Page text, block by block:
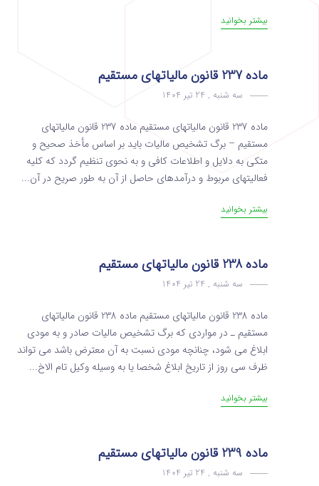
بیشتر بخوانید
ماده 237 قانون مالیاتهای مستقیم
سه شنبه , 24 تیر 1404
ماده 237 قانون مالیاتهای مستقیم ماده 237 قانون مالیاتهای
مستقیم – برگ تشخیص مالیات باید بر اساس مأخذ صحیح و
متکی به دلایل و اطلاعات کافی و به نحوی تنظیم گردد که کلیه
فعالیت­های مربوط و‌ درآمدهای حاصل از آن به­ طور صریح در آن...
بیشتر بخوانید
ماده 238 قانون مالیاتهای مستقیم
سه شنبه , 24 تیر 1404
ماده 238 قانون مالیاتهای مستقیم ماده 238 قانون مالیاتهای
مستقیم ـ در مواردی که برگ تشخیص مالیات صادر و به ‌مودی
ابلاغ می ‌شود، چنانچه مودی نسبت به آن معترض باشد می ‌تواند
ظرف سی ‌روز از تاریخ ابلاغ شخصا یا به وسیله وکیل ‌تام ‌الاخ...
بیشتر بخوانید
ماده 239 قانون مالیاتهای مستقیم
سه شنبه , 24 تیر 1404